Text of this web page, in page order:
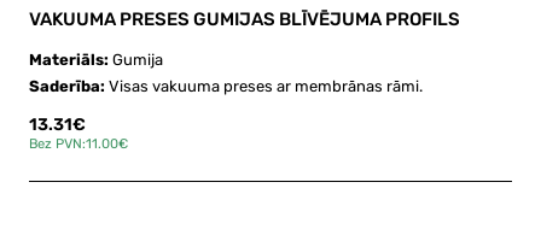
VAKUUMA PRESES GUMIJAS BLĪVĒJUMA PROFILS
Materiāls: Gumija
Saderība: Visas vakuuma preses ar membrānas rāmi.
13.31€
Bez PVN:11.00€